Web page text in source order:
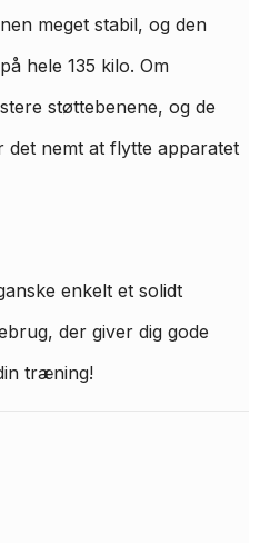
meget stabil, og den
hele 135 kilo. Om
støttebenene, og de
nemt at flytte apparatet
enkelt et solidt
der giver dig gode
træning!